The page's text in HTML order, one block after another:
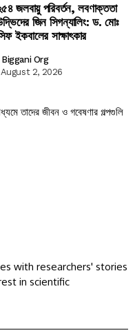
জলবায়ু পরিবর্তন, লবণাক্ততা
জিন সিগন্যালিং: ড. মোঃ
ইকবালের সাক্ষাৎকার
Biggani Org
August 2, 2026
তাদের জীবন ও গবেষণার গল্পগুলি
with researchers' stories
in scientific